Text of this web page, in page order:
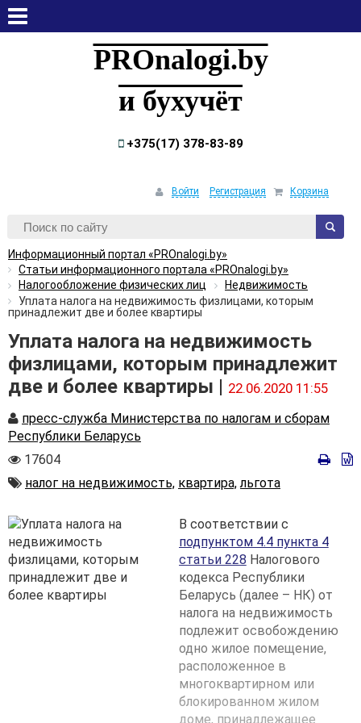
PROnalogi.by
и бухучёт
+375(17) 378-83-89
Войти Регистрация Корзина
Информационный портал «PROnalogi.by»
Статьи информационного портала «PROnalogi.by»
Налогообложение физических лиц
Недвижимость
Уплата налога на недвижимость физлицами, которым
принадлежит две и более квартиры
Уплата налога на недвижимость
физлицами, которым принадлежит
две и более квартиры | 22.06.2020 11:55
Автор
пресс-служба Министерства по налогам и сборам
Республики Беларусь
Количество
17604
Автор
налог на недвижимость, квартира, льгота
В соответствии с
подпунктом 4.4 пункта 4
статьи 228 Налогового
кодекса Республики
Беларусь (далее – НК) от
налога на недвижимость
подлежит освобождению
одно жилое помещение,
расположенное в
многоквартирном или
блокированном жилом
доме, принадлежащее